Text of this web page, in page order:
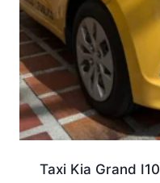
Taxi Kia Grand I10